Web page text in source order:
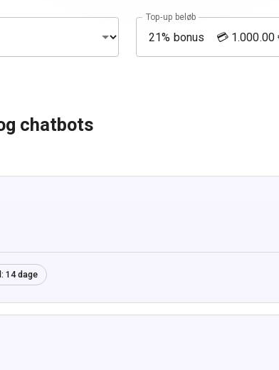
Top-up beløb
chatbots
14 dage